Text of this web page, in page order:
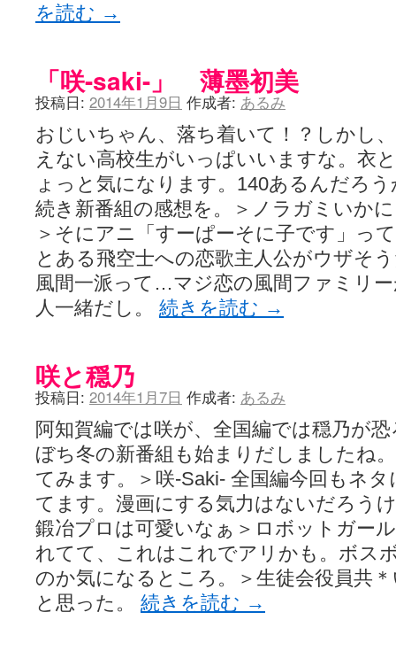
を読む →
「咲-saki-」 薄墨初美
投稿日: 2014年1月9日 作成者: あるみ
おじいちゃん、落ち着いて！？しかし
えない高校生がいっぱいいますな。衣
ょっと気になります。140あるんだろ
続き新番組の感想を。＞ノラガミいか
＞そにアニ「すーぱーそに子です」っ
とある飛空士への恋歌主人公がウザそ
風間一派って…マジ恋の風間ファミリ
人一緒だし。 続きを読む →
咲と穏乃
投稿日: 2014年1月7日 作成者: あるみ
阿知賀編では咲が、全国編では穏乃が
ぼち冬の新番組も始まりだしましたね
てみます。＞咲-Saki- 全国編今回もネ
てます。漫画にする気力はないだろう
鍛冶プロは可愛いなぁ＞ロボットガー
れてて、これはこれでアリかも。ボス
のか気になるところ。＞生徒会役員共
と思った。 続きを読む →